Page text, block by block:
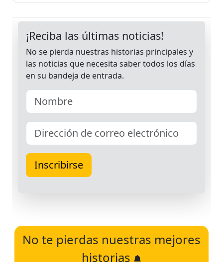
No te pierdas nuestras mejores
historias